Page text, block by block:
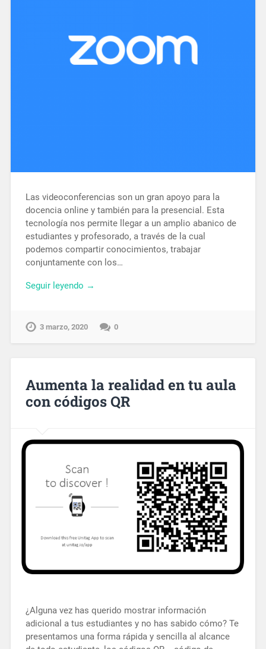
Las videoconferencias son un gran apoyo para la
docencia online y también para la presencial. Esta
tecnología nos permite llegar a un amplio abanico de
estudiantes y profesorado, a través de la cual
podemos compartir conocimientos, trabajar
conjuntamente con los…
Seguir leyendo →
3 marzo, 2020 0
Aumenta la realidad en tu aula
con códigos QR
¿Alguna vez has querido mostrar información
adicional a tus estudiantes y no has sabido cómo? Te
presentamos una forma rápida y sencilla al alcance